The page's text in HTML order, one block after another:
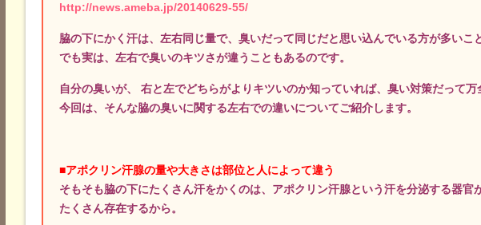
http://news.ameba.jp/20140629-55/
脇の下にかく汗は、左右同じ量で、臭いだって同じだと思い込んでいる方が多いこ
でも実は、左右で臭いのキツさが違うこともあるのです。
自分の臭いが、
右と左でどちらがよりキツいのか知っていれば、臭い対策だって万
今回は、そんな脇の臭いに関する左右での違いについてご紹介します。
■アポクリン汗腺の量や大きさは部位と人によって違う
そもそも脇の下にたくさん汗をかくのは、アポクリン汗腺という汗を分泌する器官
たくさん存在するから。